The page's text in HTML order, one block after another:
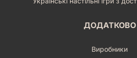
ДОДАТКОВО
Виробники